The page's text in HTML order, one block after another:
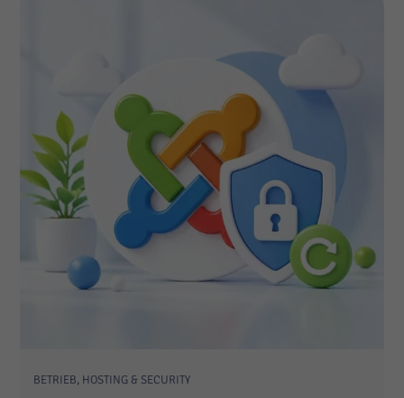
BETRIEB, HOSTING & SECURITY